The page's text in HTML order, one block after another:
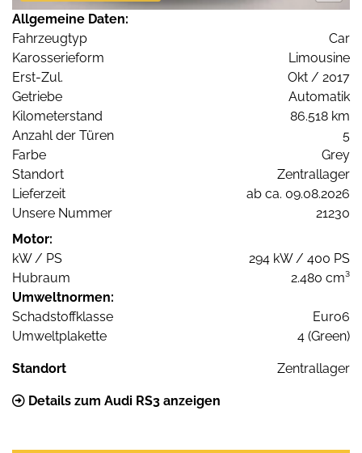
Allgemeine Daten:
Fahrzeugtyp
Car
Karosserieform
Limousine
Erst-Zul.
Okt / 2017
Getriebe
Automatik
Kilometerstand
86.518 km
Anzahl der Türen
5
Farbe
Grey
Standort
Zentrallager
Lieferzeit
ab ca. 09.08.2026
Unsere Nummer
21230
Motor:
kW / PS
294 kW / 400 PS
Hubraum
2.480 cm³
Umweltnormen:
Schadstoffklasse
Euro6
Umweltplakette
4 (Green)
Standort Zentrallager
Details zum Audi RS3 anzeigen